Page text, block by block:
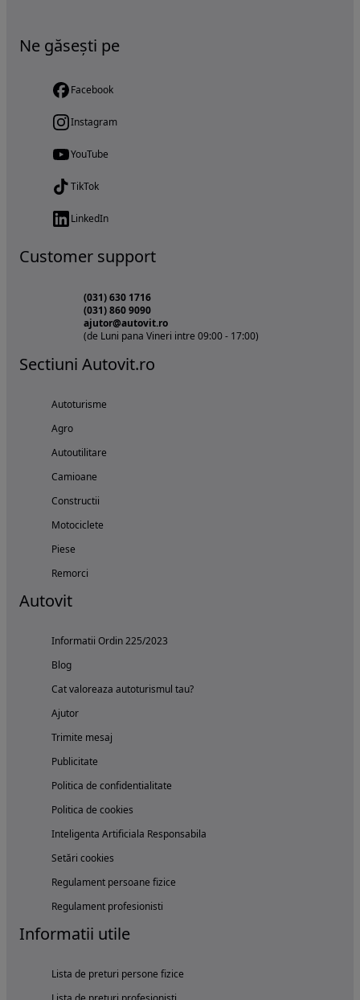
Ne găsești pe
Facebook
Instagram
YouTube
TikTok
LinkedIn
Customer support
(031) 630 1716
(031) 860 9090
ajutor@autovit.ro
(de Luni pana Vineri intre 09:00 - 17:00)
Sectiuni Autovit.ro
Autoturisme
Agro
Autoutilitare
Camioane
Constructii
Motociclete
Piese
Remorci
Autovit
Informatii Ordin 225/2023
Blog
Cat valoreaza autoturismul tau?
Ajutor
Trimite mesaj
Publicitate
Politica de confidentialitate
Politica de cookies
Inteligenta Artificiala Responsabila
Setări cookies
Regulament persoane fizice
Regulament profesionisti
Informatii utile
Lista de preturi persone fizice